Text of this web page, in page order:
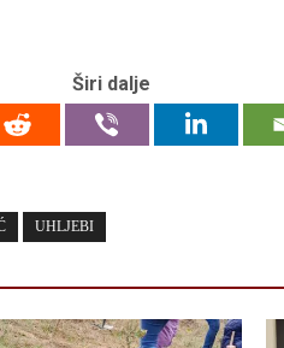
Širi dalje
UHLJEBI